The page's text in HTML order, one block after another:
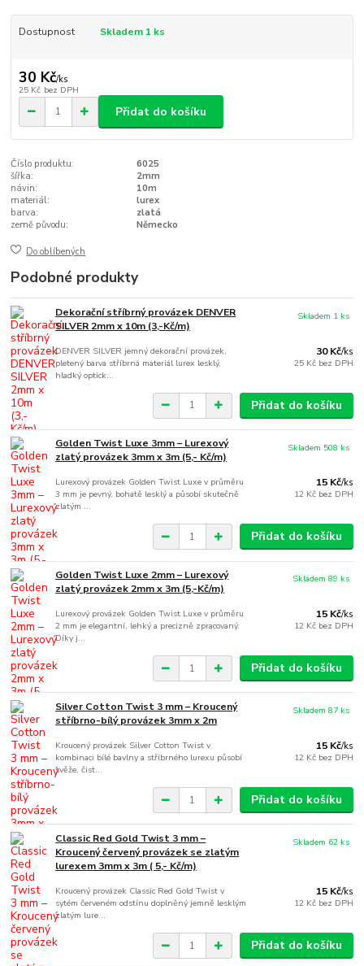
Dostupnost Skladem 1 ks
30 Kč/ks
25 Kč bez DPH
Přidat do košíku
Číslo produktu:
6025
šířka:
2mm
návin:
10m
materiál:
lurex
barva:
zlatá
země původu:
Německo
Do oblíbených
Podobné produkty
Dekorační stříbrný provázek DENVER
SILVER 2mm x 10m (3,-Kč/m)
DENVER SILVER jemný dekorační provázek,
pletený barva stříbrná materiál lurex lesklý,
hladký optick...
30 Kč/ks
25 Kč bez DPH
Skladem 1 ks
Přidat do košíku
Golden Twist Luxe 3mm – Lurexový
zlatý provázek 3mm x 3m (5,- Kč/m)
Lurexový provázek Golden Twist Luxe v průměru
3 mm je pevný, bohatě lesklý a působí skutečně
zlatým ...
15 Kč/ks
12 Kč bez DPH
Skladem 508 ks
Přidat do košíku
Golden Twist Luxe 2mm – Lurexový
zlatý provázek 2mm x 3m (5,-Kč/m)
Lurexový provázek Golden Twist Luxe v průměru
2 mm je elegantní, lehký a precizně zpracovaný.
Díky j...
15 Kč/ks
12 Kč bez DPH
Skladem 89 ks
Přidat do košíku
Silver Cotton Twist 3 mm – Kroucený
stříbrno-bílý provázek 3mm x 2m
Kroucený provázek Silver Cotton Twist v
kombinaci bílé bavlny a stříbrného lurexu působí
svěže, čist...
15 Kč/ks
12 Kč bez DPH
Skladem 87 ks
Přidat do košíku
Classic Red Gold Twist 3 mm –
Kroucený červený provázek se zlatým
lurexem 3mm x 3m ( 5,- Kč/m)
Kroucený provázek Classic Red Gold Twist v
sytém červeném odstínu doplněný jemně lesklým
zlatým lure...
15 Kč/ks
12 Kč bez DPH
Skladem 62 ks
Přidat do košíku